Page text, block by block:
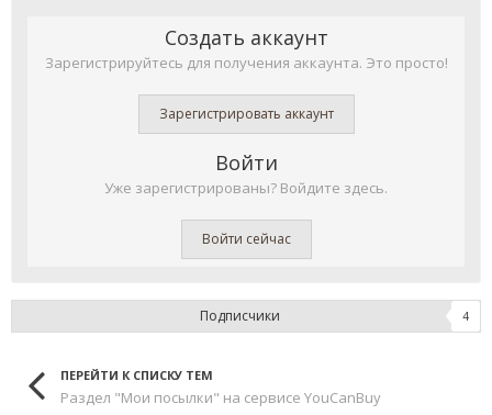
Создать аккаунт
Зарегистрируйтесь для получения аккаунта. Это просто!
Зарегистрировать аккаунт
Войти
Уже зарегистрированы? Войдите здесь.
Войти сейчас
Подписчики 4
ПЕРЕЙТИ К СПИСКУ ТЕМ
Раздел "Мои посылки" на сервисе YouCanBuy